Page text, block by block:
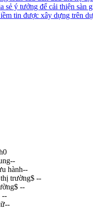
sẻ ý tưởng để cải thiện sàn
tin được xây dựng trên
0
--
hành--
trường$ --
$ --
--
--